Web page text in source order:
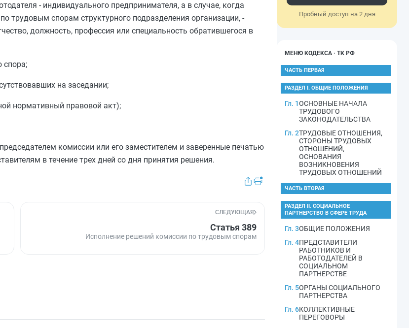
- индивидуального предпринимателя, а в случае, когда
трудовым спорам структурного подразделения организации, -
должность, профессия или специальность обратившегося в
спора;
на заседании;
нормативный правовой акт);
комиссии или его заместителем и заверенные печатью
в течение трех дней со дня принятия решения.
СЛЕДУЮЩАЯ
Статья 389
Исполнение решений комиссии по трудовым спорам
Пробный доступ на 2 дня
МЕНЮ КОДЕКСА · ТК РФ
ЧАСТЬ ПЕРВАЯ
РАЗДЕЛ I. ОБЩИЕ ПОЛОЖЕНИЯ
Гл. 1ОСНОВНЫЕ НАЧАЛА
ТРУДОВОГО
ЗАКОНОДАТЕЛЬСТВА
Гл. 2ТРУДОВЫЕ ОТНОШЕНИЯ,
СТОРОНЫ ТРУДОВЫХ
ОТНОШЕНИЙ,
ОСНОВАНИЯ
ВОЗНИКНОВЕНИЯ
ТРУДОВЫХ ОТНОШЕНИЙ
ЧАСТЬ ВТОРАЯ
РАЗДЕЛ II. СОЦИАЛЬНОЕ
ПАРТНЕРСТВО В СФЕРЕ ТРУДА
Гл. 3ОБЩИЕ ПОЛОЖЕНИЯ
Гл. 4ПРЕДСТАВИТЕЛИ
РАБОТНИКОВ И
РАБОТОДАТЕЛЕЙ В
СОЦИАЛЬНОМ
ПАРТНЕРСТВЕ
Гл. 5ОРГАНЫ СОЦИАЛЬНОГО
ПАРТНЕРСТВА
Гл. 6КОЛЛЕКТИВНЫЕ
ПЕРЕГОВОРЫ